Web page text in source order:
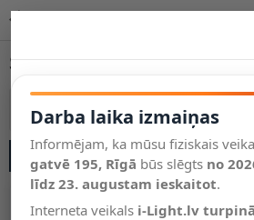
Salīdzināt
Vēlmju
saraksts
Valodas
Sienas lampas
Vairāk kategoriju
Darba laika izmaiņas
Informējam, ka mūsu fiziskais
gatvē 195, Rīgā būs slēgts no
līdz 23. augustam ieskaitot.
Interneta veikals i-Light.lv